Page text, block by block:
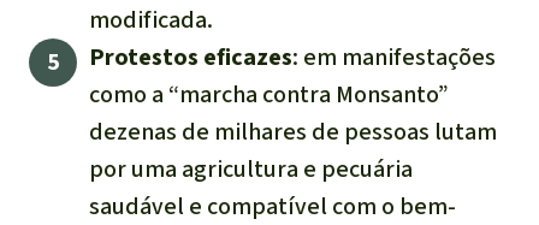
modificada.
Protestos eficazes: em manifestações
como a “marcha contra Monsanto”
dezenas de milhares de pessoas lutam
por uma agricultura e pecuária
saudável e compatível com o bem-